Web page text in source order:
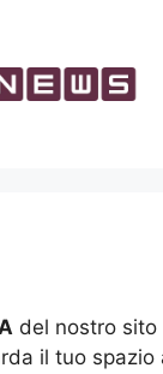
del nostro
il tuo spazio